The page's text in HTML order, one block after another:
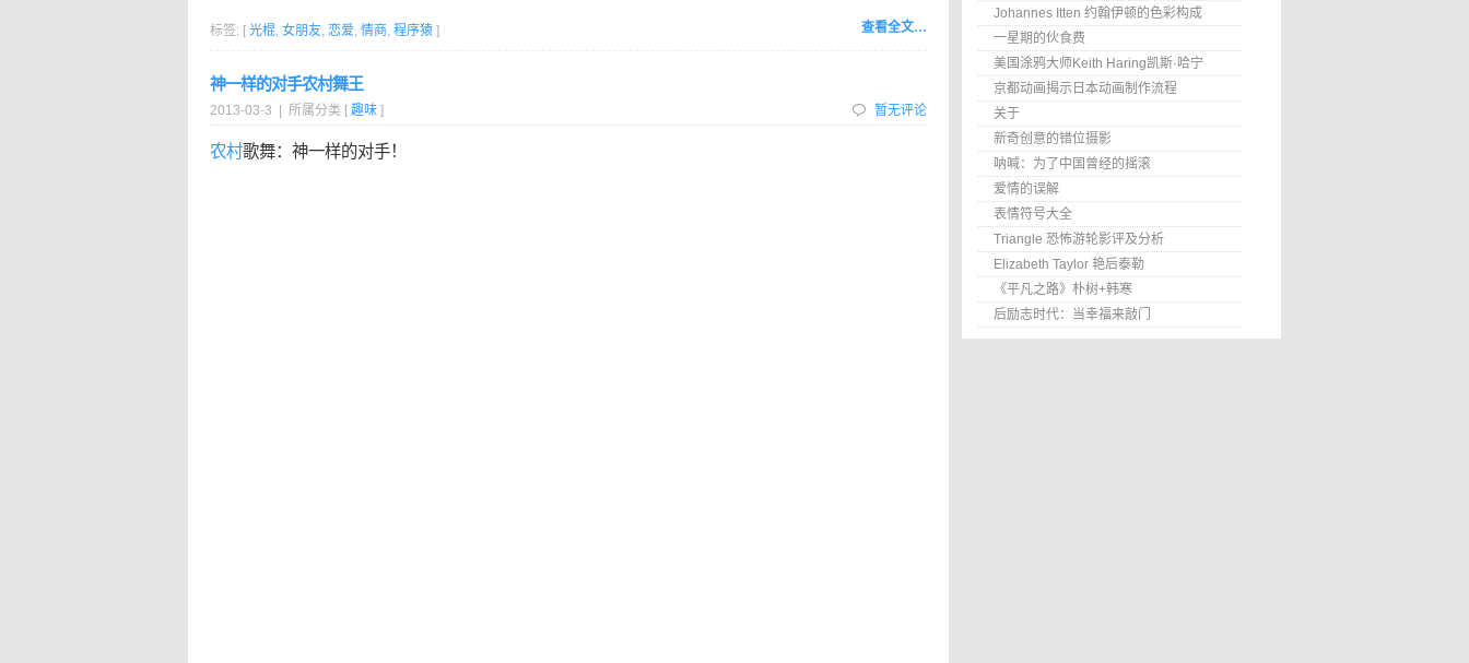
查看全文…
标签: [ 光棍, 女朋友, 恋爱, 情商, 程序猿 ]
神一样的对手农村舞王
2013-03-3 | 所属分类 [ 趣味 ] 暂无评论
农村歌舞：神一样的对手！
Johannes Itten 约翰伊顿的色彩构成
一星期的伙食费
美国涂鸦大师Keith Haring凯斯·哈宁
京都动画揭示日本动画制作流程
关于
新奇创意的错位摄影
呐喊：为了中国曾经的摇滚
爱情的误解
表情符号大全
Triangle 恐怖游轮影评及分析
Elizabeth Taylor 艳后泰勒
《平凡之路》朴树+韩寒
后励志时代：当幸福来敲门